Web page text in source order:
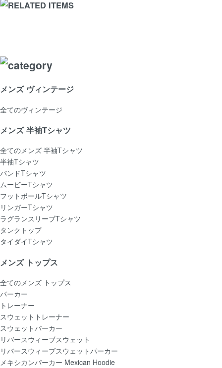
メンズ ヴィンテージ
全てのヴィンテージ
メンズ 半袖Tシャツ
全てのメンズ 半袖Tシャツ
半袖Tシャツ
バンドTシャツ
ムービーTシャツ
フットボールTシャツ
リンガーTシャツ
ラグランスリーブTシャツ
タンクトップ
タイダイTシャツ
メンズ トップス
全てのメンズ トップス
パーカー
トレーナー
スウェットトレーナー
スウェットパーカー
リバースウィーブスウェット
リバースウィーブスウェットパーカー
メキシカンパーカー Mexican Hoodie